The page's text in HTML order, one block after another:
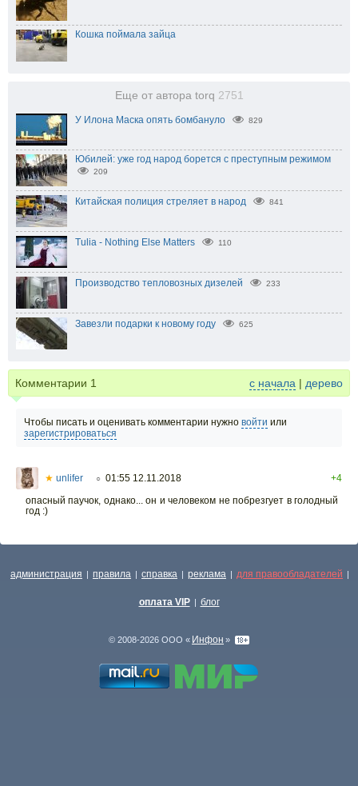
Кошка поймала зайца
Еще от автора torq 2751
У Илона Маска опять бомбануло 829
Юбилей: уже год народ борется с преступным режимом
209
Китайская полиция стреляет в народ 841
Tulia - Nothing Else Matters 110
Производство тепловозных дизелей 233
Завезли подарки к новому году 625
Комментарии 1 с начала | дерево
Чтобы писать и оценивать комментарии нужно войти или
зарегистрироваться
★ unlifer ○ 01:55 12.11.2018
+4
опасный паучок, однако... он и человеком не побрезгует в голодный
год :)
администрация | правила | справка | реклама | для правообладателей |
оплата VIP | блог
© 2008-2026 ООО « Инфон »